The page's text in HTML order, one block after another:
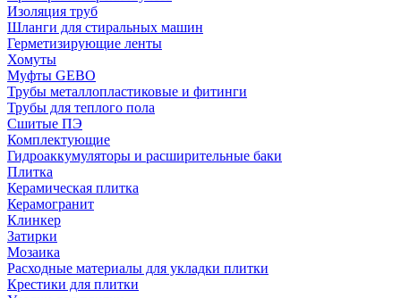
Изоляция труб
Шланги для стиральных машин
Герметизирующие ленты
Хомуты
Муфты GEBO
Трубы металлопластиковые и фитинги
Трубы для теплого пола
Сшитые ПЭ
Комплектующие
Гидроаккумуляторы и расширительные баки
Плитка
Керамическая плитка
Керамогранит
Клинкер
Затирки
Мозаика
Расходные материалы для укладки плитки
Крестики для плитки